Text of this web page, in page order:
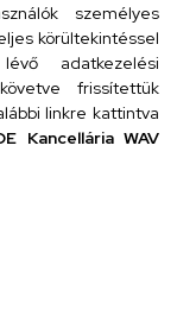
személyes
körültekintéssel
adatkezelési
frissítettük
linkre kattintva
Kancellária WAV